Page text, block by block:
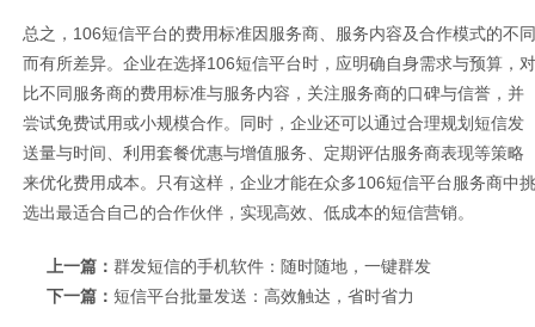
总之，106短信平台的费用标准因服务商、服务内容及合作模式的不同
而有所差异。企业在选择106短信平台时，应明确自身需求与预算，对
比不同服务商的费用标准与服务内容，关注服务商的口碑与信誉，并
尝试免费试用或小规模合作。同时，企业还可以通过合理规划短信发
送量与时间、利用套餐优惠与增值服务、定期评估服务商表现等策略
来优化费用成本。只有这样，企业才能在众多106短信平台服务商中挑
选出最适合自己的合作伙伴，实现高效、低成本的短信营销。
上一篇： 群发短信的手机软件：随时随地，一键群发
下一篇： 短信平台批量发送：高效触达，省时省力